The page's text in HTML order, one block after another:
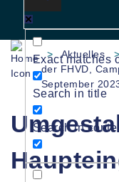
Exact matches
Search in title
Search in
> Aktuelles >
der FHVD,
September